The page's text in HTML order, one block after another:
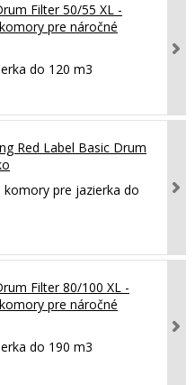
Filter 50/55 XL -
pre náročné
do 120 m3
Red Label Basic Drum
pre jazierka do
Filter 80/100 XL -
pre náročné
do 190 m3